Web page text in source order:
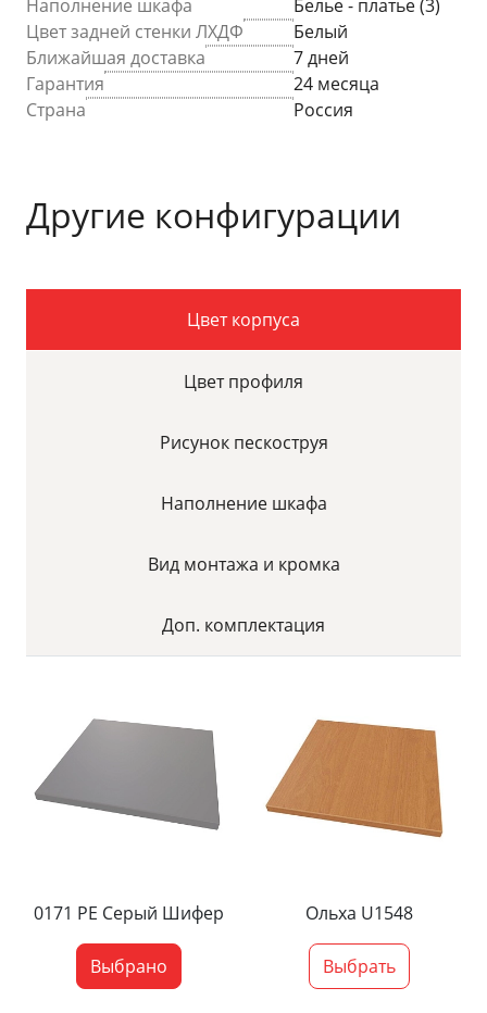
Наполнение шкафа
Белье - платье (3)
Цвет задней стенки ЛХДФ
Белый
Ближайшая доставка
7 дней
Гарантия
24 месяца
Страна
Россия
Другие конфигурации
Цвет корпуса
Цвет профиля
Рисунок пескоструя
Наполнение шкафа
Вид монтажа и кромка
Доп. комплектация
0171 PE Серый Шифер
Выбрано
Ольха U1548
Выбрать